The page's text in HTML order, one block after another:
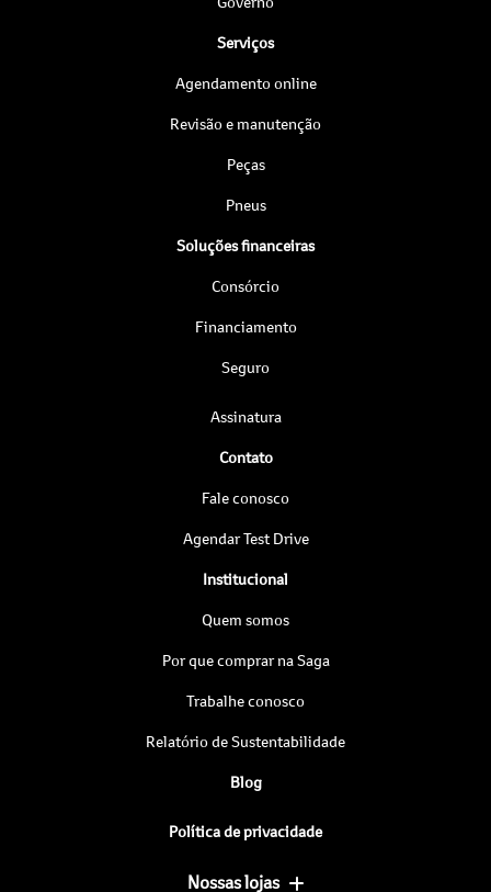
Serviços
Agendamento online
Revisão e manutenção
Peças
Pneus
Soluções financeiras
Consórcio
Financiamento
Seguro
Assinatura
Contato
Fale conosco
Agendar Test Drive
Institucional
Quem somos
Por que comprar na Saga
Trabalhe conosco
Relatório de Sustentabilidade
Blog
Política de privacidade
Nossas lojas